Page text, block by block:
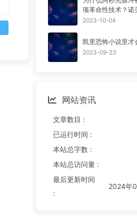
项革命性技术？诺
奖得主
2023-10-04
凯里恐怖小说里才
2023-09-23
网站资讯
文章数目 :
已运行时间 :
本站总字数 :
本站总访问量 :
最后更新时间
:
2024年